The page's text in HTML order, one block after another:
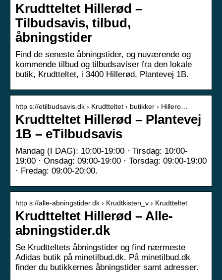
Krudtteltet Hillerød –
Tilbudsavis, tilbud,
åbningstider
Find de seneste åbningstider, og nuværende og
kommende tilbud og tilbudsaviser fra den lokale
butik, Krudtteltet, i 3400 Hillerød, Plantevej 1B.
http s://etilbudsavis.dk › Krudtteltet › butikker › Hillero…
Krudtteltet Hillerød – Plantevej
1B – eTilbudsavis
Mandag (I DAG): 10:00-19:00 · Tirsdag: 10:00-
19:00 · Onsdag: 09:00-19:00 · Torsdag: 09:00-19:00
· Fredag: 09:00-20:00.
http s://alle-abningstider.dk › Krudtkisten_v › Krudtteltet
Krudtteltet Hillerød – Alle-
abningstider.dk
Se Krudtteltets åbningstider og find nærmeste
Adidas butik på minetilbud.dk. På minetilbud.dk
finder du butikkernes åbningstider samt adresser.